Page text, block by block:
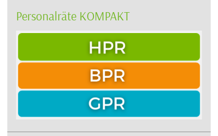
Personalräte KOMPAKT